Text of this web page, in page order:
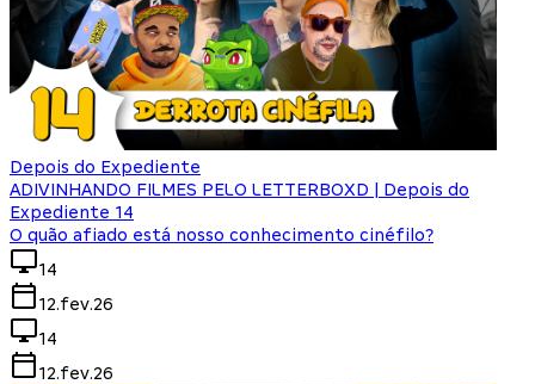
Depois do Expediente
ADIVINHANDO FILMES PELO LETTERBOXD | Depois do
Expediente 14
O quão afiado está nosso conhecimento cinéfilo?
14
12.fev.26
14
12.fev.26